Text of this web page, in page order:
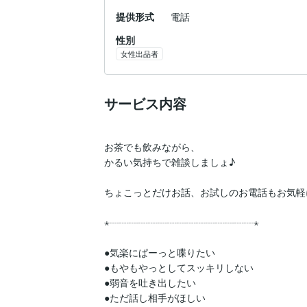
提供形式
電話
性別
女性出品者
サービス内容
お茶でも飲みながら、
かるい気持ちで雑談しましょ♪
ちょこっとだけお話、お試しのお電話もお気
⋆┈┈┈┈┈┈┈┈┈┈┈┈┈┈┈⋆
●気楽にぱーっと喋りたい
●もやもやっとしてスッキリしない
●弱音を吐き出したい
●ただ話し相手がほしい